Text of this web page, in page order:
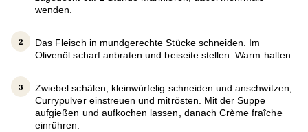
wenden.
Das Fleisch in mundgerechte Stücke schneiden. Im
Olivenöl scharf anbraten und beiseite stellen. Warm halten.
Zwiebel schälen, kleinwürfelig schneiden und anschwitzen,
Currypulver einstreuen und mitrösten. Mit der Suppe
aufgießen und aufkochen lassen, danach Crème fraîche
einrühren.